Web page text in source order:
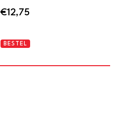
€12,75
De
BESTEL